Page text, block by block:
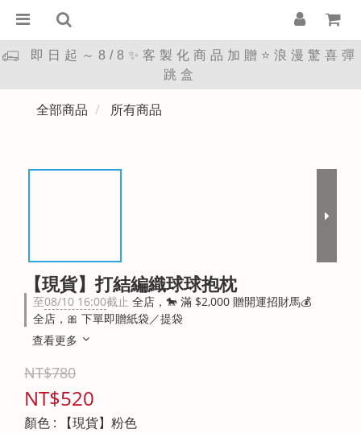
即日起～8/8✨客製化商品加贈⭐浪漫驚喜彈
跳盒
全部商品 所有商品
【現貨】打結編織球球抱枕
至08/10 16:00截止 全店，🐎 滿 $2,000 贈開運招財馬💰
全店，🎀 下單即贈紙袋／提袋
查看更多
NT$780
NT$520
顏色 : 【現貨】粉色